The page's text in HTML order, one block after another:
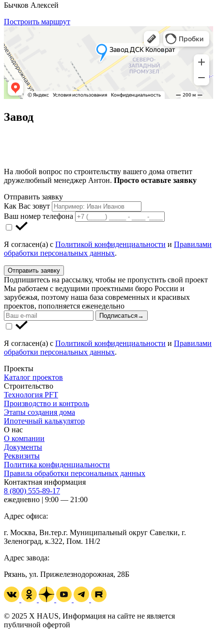
Бычков Алексей
Построить маршрут
Завод
На любой вопрос по строительству вашего дома ответит
дружелюбный менеджер Антон. Просто оставьте заявку
Отправить заявку
Как Вас зовут
Ваш номер телефона
Я согласен(а) с Политикой конфиденциальности и Правилами
обработки персональных данных.
Отправить заявку
Подпишитесь на рассылку, чтобы не пропустить свой проект
Мы работаем с ведущими проектными бюро России и
зарубежья, поэтому наша база современных и красивых
проектов, пополняется еженедельно
Подписаться→
Я согласен(а) с Политикой конфиденциальности и Правилами
обработки персональных данных.
Проекты
Каталог проектов
Строительство
Технология PFT
Производство и контроль
Этапы создания дома
Ипотечный калькулятор
О нас
О компании
Документы
Реквизиты
Политика конфиденциальности
Правила обработки персональных данных
Контактная информация
8 (800) 555-89-17
ежедневно | 9:00 — 21:00
Адрес офиса:
г. Москва, Вн.тер.г. Муниципальный округ Савелки, г.
Зеленоград, к.322, Пом. 1Н/2
Адрес завода:
Рязань, ул. Прижелезнодорожная, 28Б
© 2025 X HAUS, Информация на сайте не является
публичной офертой